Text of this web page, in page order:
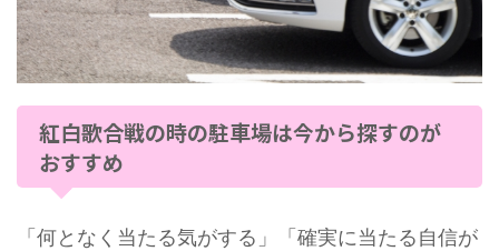
紅白歌合戦の時の駐車場は今から探すのが
おすすめ
「何となく当たる気がする」「確実に当たる自信が